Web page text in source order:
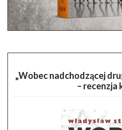
„Wobec nadchodzącej
– recenzja